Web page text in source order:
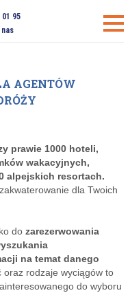
01 95
AGENTÓW
prawie 1000 hoteli,
wakacyjnych,
alpejskich resortach.
dla Twoich
do zarezerwowania
na temat danego
oraz rodzaje wyciągów to
do wyboru